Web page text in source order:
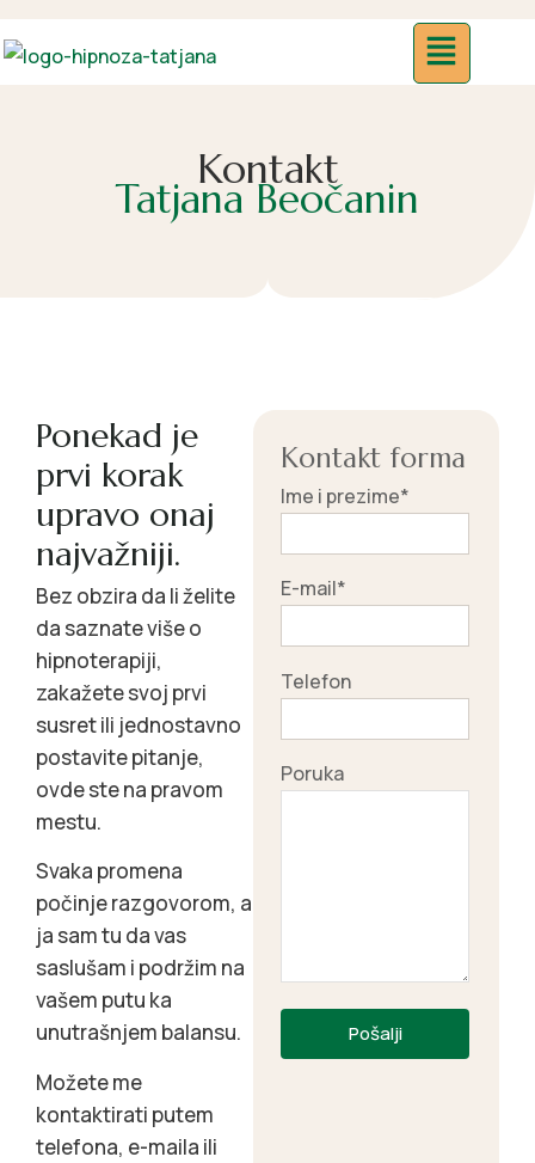
Kontakt
Tatjana Beočanin
Ponekad je
prvi korak
upravo onaj
najvažniji.
Bez obzira da li želite
da saznate više o
hipnoterapiji,
zakažete svoj prvi
susret ili jednostavno
postavite pitanje,
ovde ste na pravom
mestu.
Svaka promena
počinje razgovorom, a
ja sam tu da vas
saslušam i podržim na
vašem putu ka
unutrašnjem balansu.
Možete me
kontaktirati putem
telefona, e-maila ili
Kontakt forma
Ime i prezime*
E-mail*
Telefon
Poruka